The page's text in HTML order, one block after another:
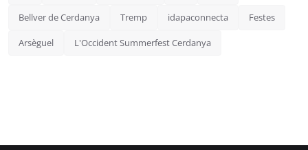
Bellver de Cerdanya Tremp idapaconnecta Festes
Arsèguel L'Occident Summerfest Cerdanya